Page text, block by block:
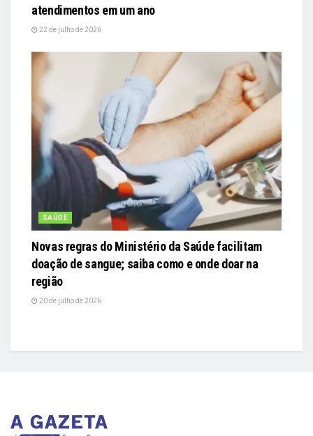
atendimentos em um ano
22 de julho de 2026
SAÚDE
Novas regras do Ministério da Saúde facilitam
doação de sangue; saiba como e onde doar na
região
20 de julho de 2026